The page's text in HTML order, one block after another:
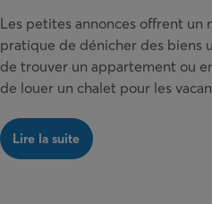
Les petites annonces offrent un
pratique de dénicher des biens
de trouver un appartement ou
de louer un chalet pour les
Lire la suite